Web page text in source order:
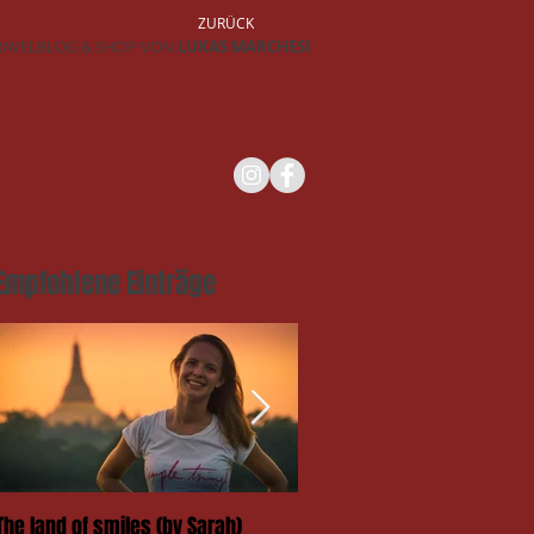
& SHOP VON LUKAS MARCHESI
ZURÜCK
Einträge
land of smiles (by Sarah)